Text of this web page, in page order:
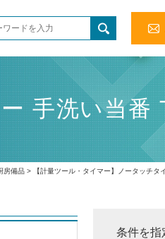
手洗い当番
房備品 > 【計量ツール・タイマー】ノータッチタ
条件を指